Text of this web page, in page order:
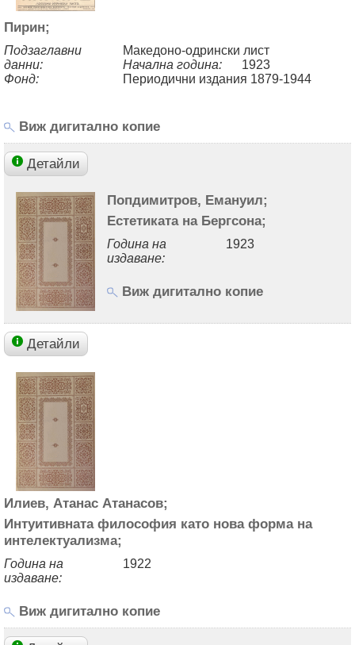
Пирин;
Подзаглавни
данни:
Македоно-одрински лист
Начална година:
1923
Фонд:
Периодични издания 1879-1944
Виж дигитално копие
Детайли
Попдимитров, Емануил;
Естетиката на Бергсона;
Година на
издаване:
1923
Виж дигитално копие
Детайли
Илиев, Атанас Атанасов;
Интуитивната философия като нова форма на
интелектуализма;
Година на
издаване:
1922
Виж дигитално копие